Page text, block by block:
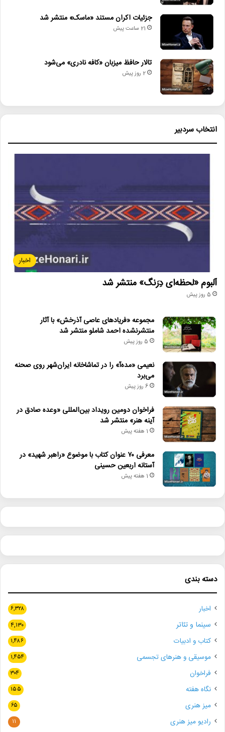
جزئیات اکران مستند «ماسک» منتشر شد
21 ساعت پیش
تالار حافظ میزبان «کافه نادری» می‌شود
2 روز پیش
انتخاب سردبیر
اخبار
آلبوم «لحظه‌ای دِرَنگ» منتشر شد
5 روز پیش
مجموعه «فریادهای عاصی آذرخش» با آثار
منتشرنشده احمد شاملو منتشر شد
5 روز پیش
نعیمی «مده‌آ» را در تماشاخانه ایران‌شهر روی صحنه
می‌برد
6 روز پیش
فراخوان دومین رویداد بین‌المللی «وعده صادق در
آینه هنر» منتشر شد
1 هفته پیش
معرفی ۷۰ عنوان کتاب با موضوع «راهبر شهید» در
آستانه اربعین حسینی
1 هفته پیش
دسته بندی
اخبار ۶,۳۲۸
سینما و تئاتر ۴,۱۳۰
کتاب و ادبیات ۱,۴۸۶
موسیقی و هنرهای تجسمی ۱,۴۵۴
فراخوان ۳۰۴
نگاه هفته ۱۵۵
میز هنری ۶۵
رادیو میز هنری ۱۱